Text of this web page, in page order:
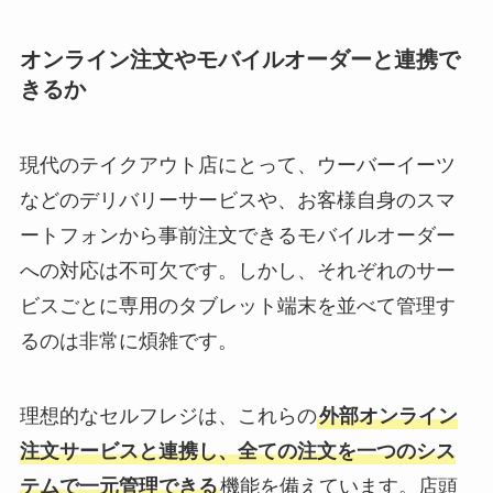
オンライン注文やモバイルオーダーと連携で
きるか
現代のテイクアウト店にとって、ウーバーイーツ
などのデリバリーサービスや、お客様自身のスマ
ートフォンから事前注文できるモバイルオーダー
への対応は不可欠です。しかし、それぞれのサー
ビスごとに専用のタブレット端末を並べて管理す
るのは非常に煩雑です。
理想的なセルフレジは、これらの外部オンライン
注文サービスと連携し、全ての注文を一つのシス
テムで一元管理できる機能を備えています。店頭